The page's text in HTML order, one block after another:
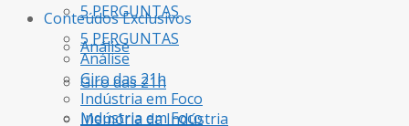
5 PERGUNTAS
Análise
Giro das 21h
Indústria em Foco
Conteúdos Exclusivos
5 PERGUNTAS
Análise
Giro das 21h
Indústria em Foco
Memória da Indústria